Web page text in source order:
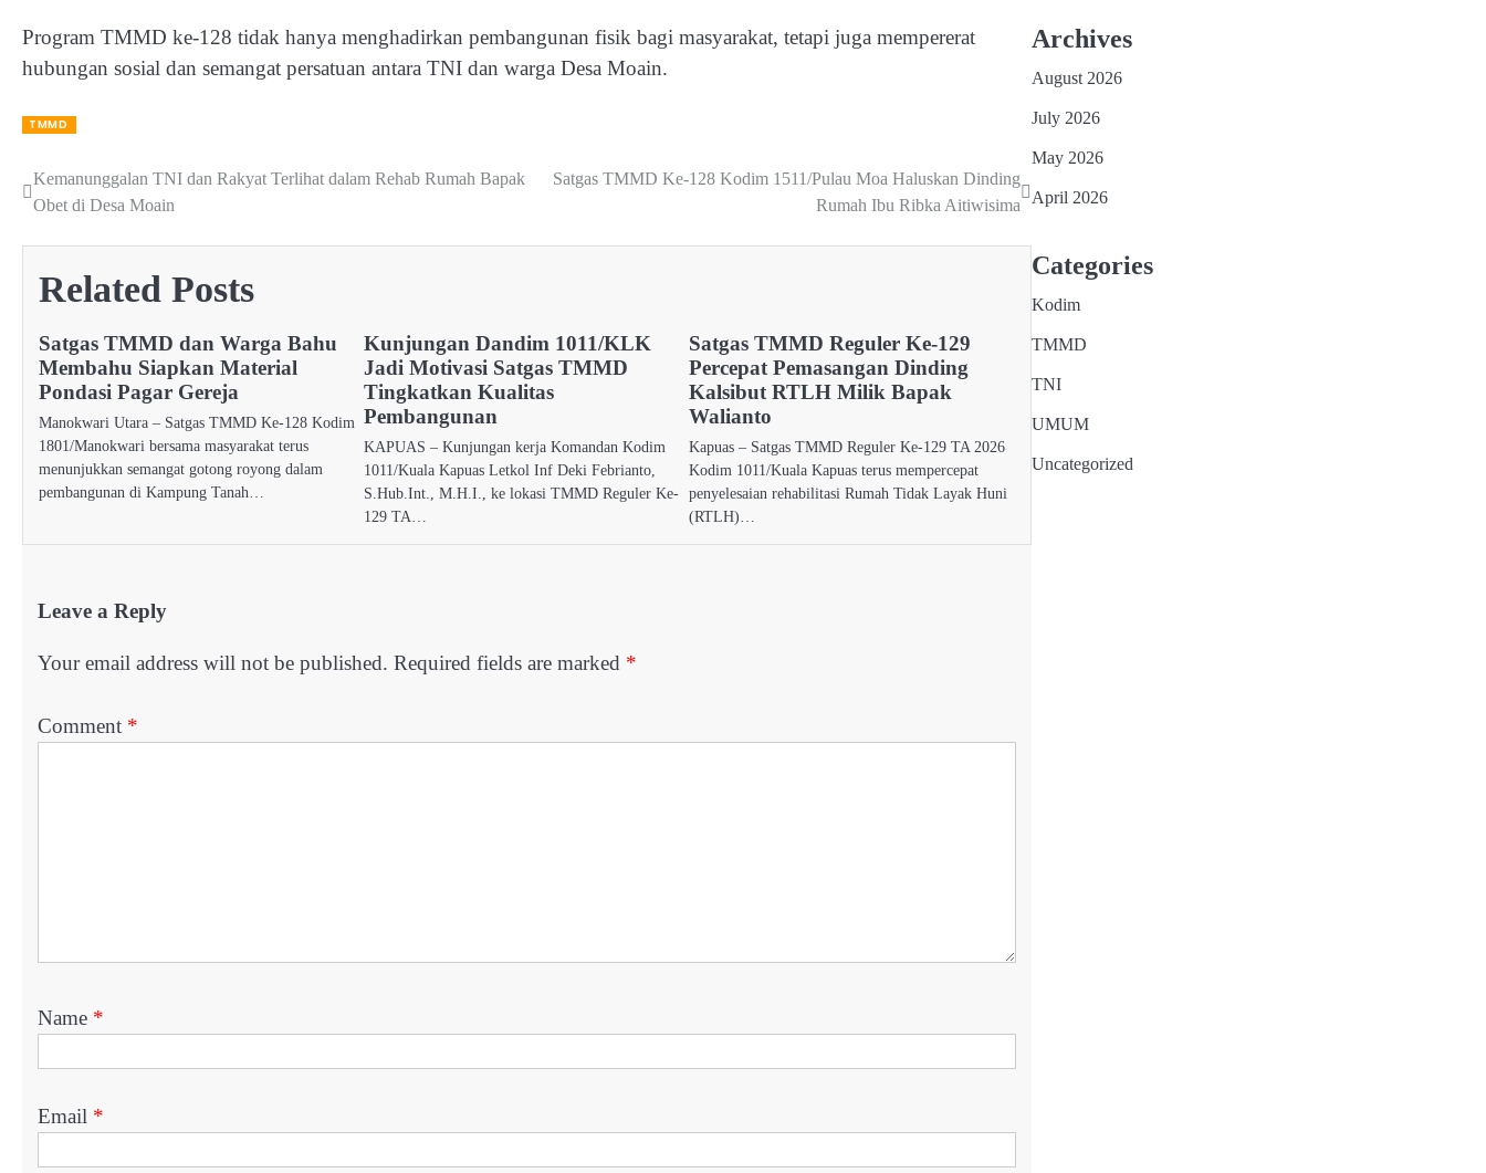
Program TMMD ke-128 tidak hanya menghadirkan pembangunan fisik bagi masyarakat, tetapi juga mempererat
hubungan sosial dan semangat persatuan antara TNI dan warga Desa Moain.
TMMD
Post
Kemanunggalan TNI dan Rakyat Terlihat dalam Rehab Rumah Bapak
Obet di Desa Moain
Satgas TMMD Ke-128 Kodim 1511/Pulau Moa Haluskan Dinding
Rumah Ibu Ribka Aitiwisima
Related Posts
Satgas TMMD dan Warga Bahu
Membahu Siapkan Material
Pondasi Pagar Gereja
Manokwari Utara – Satgas TMMD Ke-128 Kodim
1801/Manokwari bersama masyarakat terus
menunjukkan semangat gotong royong dalam
pembangunan di Kampung Tanah…
Kunjungan Dandim 1011/KLK
Jadi Motivasi Satgas TMMD
Tingkatkan Kualitas
Pembangunan
KAPUAS – Kunjungan kerja Komandan Kodim
1011/Kuala Kapuas Letkol Inf Deki Febrianto,
S.Hub.Int., M.H.I., ke lokasi TMMD Reguler Ke-
129 TA…
Satgas TMMD Reguler Ke-129
Percepat Pemasangan Dinding
Kalsibut RTLH Milik Bapak
Walianto
Kapuas – Satgas TMMD Reguler Ke-129 TA 2026
Kodim 1011/Kuala Kapuas terus mempercepat
penyelesaian rehabilitasi Rumah Tidak Layak Huni
(RTLH)…
Leave a Reply
Your email address will not be published. Required fields are marked *
Comment *
Name *
Email *
Archives
August 2026
July 2026
May 2026
April 2026
Categories
Kodim
TMMD
TNI
UMUM
Uncategorized